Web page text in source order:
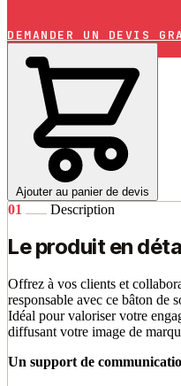
DEMANDER UN DEVIS
Ajouter au panier de devis
01 Description
Le produit en
Offrez à vos clients et
responsable avec ce bâton de
Idéal pour valoriser votre
diffusant votre image de
Un support de